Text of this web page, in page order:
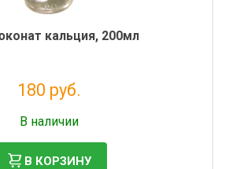
кальция, 200мл
180 руб.
В наличии
В КОРЗИНУ